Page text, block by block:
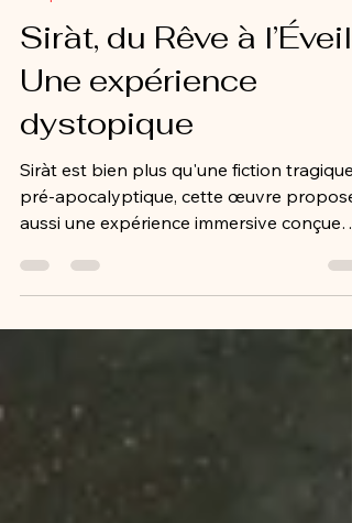
15 déc. 2025 3 min de lecture
Coups de cœur
Siràt, du Rêve à l’Éveil :
Une expérience
dystopique
pré-apocalyptique, cette œuvre propose
aussi une expérience immersive conçue
pour interpeller le corps et la conscience